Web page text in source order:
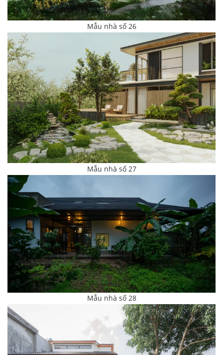
Mẫu nhà số 26
Mẫu nhà số 27
Mẫu nhà số 28